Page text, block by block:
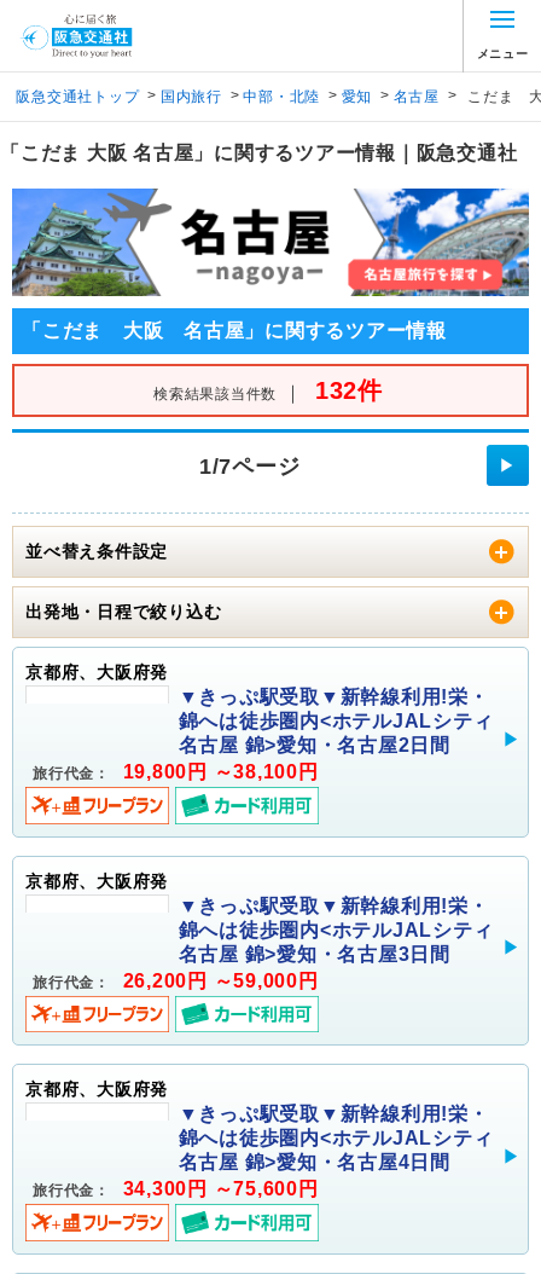
メニュー
阪急交通社トップ > 国内旅行 > 中部・北陸 > 愛知 > 名古屋 > こだま
「こだま 大阪 名古屋」に関するツアー情報｜阪急交通社
「こだま 大阪 名古屋」に関するツアー情報
検索結果該当件数 ｜ 132件
1/7ページ ▶
並べ替え条件設定
出発地・日程で絞り込む
京都府、大阪府発
▼きっぷ駅受取▼新幹線利用!栄・
錦へは徒歩圏内<ホテルJALシティ
名古屋 錦>愛知・名古屋2日間
旅行代金： 19,800円 ～38,100円
京都府、大阪府発
▼きっぷ駅受取▼新幹線利用!栄・
錦へは徒歩圏内<ホテルJALシティ
名古屋 錦>愛知・名古屋3日間
旅行代金： 26,200円 ～59,000円
京都府、大阪府発
▼きっぷ駅受取▼新幹線利用!栄・
錦へは徒歩圏内<ホテルJALシティ
名古屋 錦>愛知・名古屋4日間
旅行代金： 34,300円 ～75,600円